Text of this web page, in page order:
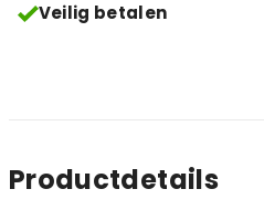
Veilig betalen
Productdetails